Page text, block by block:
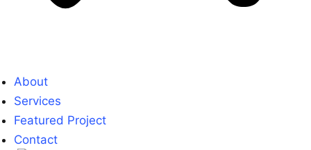
About
Services
Featured Project
Contact